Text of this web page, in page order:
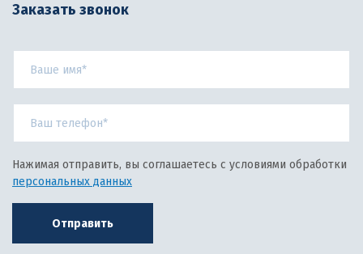
Заказать звонок
Нажимая отправить, вы соглашаетесь с условиями обработки
персональных данных
Отправить